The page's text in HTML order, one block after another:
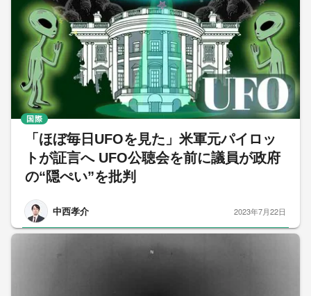
「ほぼ毎日UFOを見た」米軍元パイロッ
トが証言へ UFO公聴会を前に議員が政府
の“隠ぺい”を批判
中西孝介
国際
2023年7月22日